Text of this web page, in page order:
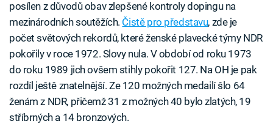
posílen z důvodů obav zlepšené kontroly dopingu na
mezinárodních soutěžích. Čistě pro představu, zde je
počet světových rekordů, které ženské plavecké týmy NDR
pokořily v roce 1972. Slovy nula. V období od roku 1973
do roku 1989 jich ovšem stihly pokořit 127. Na OH je pak
rozdíl ještě znatelnější. Ze 120 možných medailí šlo 64
ženám z NDR, přičemž 31 z možných 40 bylo zlatých, 19
stříbrných a 14 bronzových.